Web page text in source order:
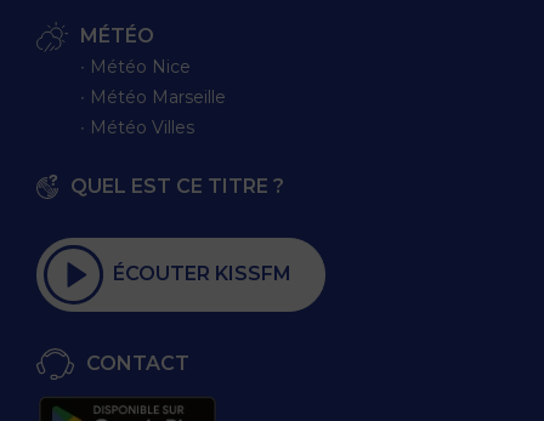
MÉTÉO
∙ Météo Nice
∙ Météo Marseille
∙ Météo Villes
QUEL EST CE TITRE ?
ÉCOUTER KISSFM
CONTACT